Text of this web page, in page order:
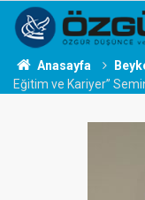
Anasayfa
Eğitim ve Kariyer”